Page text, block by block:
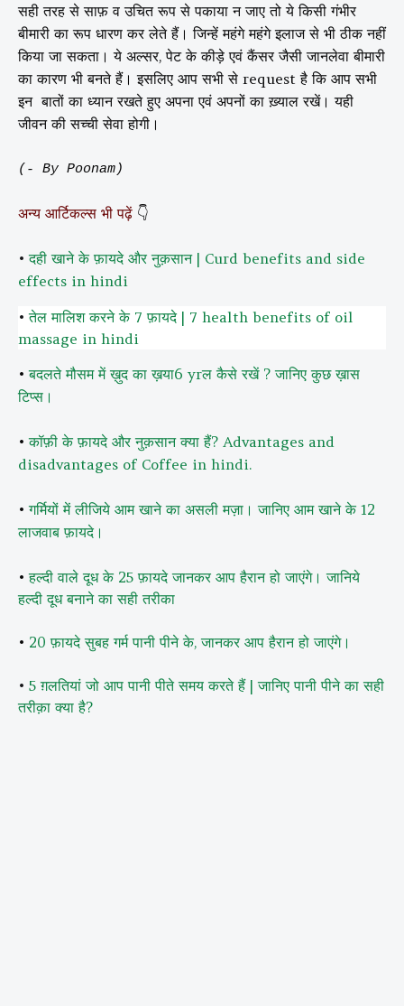
सही तरह से साफ़ व उचित रूप से पकाया न जाए तो ये किसी गंभीर
बीमारी का रूप धारण कर लेते हैं। जिन्हें महंगे महंगे इलाज से भी ठीक नहीं
किया जा सकता। ये अल्सर, पेट के कीड़े एवं कैंसर जैसी जानलेवा बीमारी
का कारण भी बनते हैं। इसलिए आप सभी से request है कि आप सभी
इन बातों का ध्यान रखते हुए अपना एवं अपनों का ख़्याल रखें। यही
जीवन की सच्ची सेवा होगी।
(- By Poonam)
अन्य आर्टिकल्स भी पढ़ें 👇
•दही खाने के फ़ायदे और नुक़सान | Curd benefits and side
effects in hindi
• तेल मालिश करने के 7 फ़ायदे | 7 health benefits of oil
massage in hindi
•बदलते मौसम में ख़ुद का ख़या6 yrल कैसे रखें ? जानिए कुछ ख़ास
टिप्स।
•कॉफ़ी के फ़ायदे और नुक़सान क्या हैं? Advantages and
disadvantages of Coffee in hindi.
•गर्मियों में लीजिये आम खाने का असली मज़ा। जानिए आम खाने के 12
लाजवाब फ़ायदे।
•हल्दी वाले दूध के 25 फ़ायदे जानकर आप हैरान हो जाएंगे। जानिये
हल्दी दूध बनाने का सही तरीका
• 20 फ़ायदे सुबह गर्म पानी पीने के, जानकर आप हैरान हो जाएंगे।
• 5 ग़लतियां जो आप पानी पीते समय करते हैं | जानिए पानी पीने का सही
तरीक़ा क्या है?